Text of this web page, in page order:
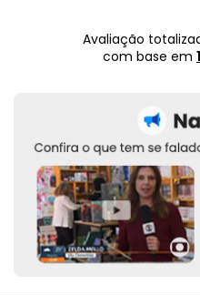
Avaliação
com base em